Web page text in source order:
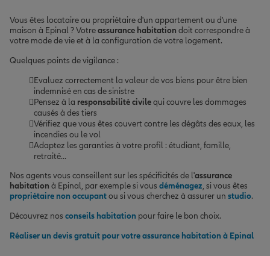
Vous êtes locataire ou propriétaire d'un appartement ou d'une
maison à Epinal ? Votreassurance habitation doit correspondre à
votre mode de vie et à la configuration de votre logement.
Quelques points de vigilance :
Evaluez correctement la valeur de vos biens pour être bien
indemnisé en cas de sinistre
Pensez à la responsabilité civilequi couvre les dommages
causés à des tiers
Vérifiez que vous êtes couvert contre les dégâts des eaux, les
incendies ou le vol
Adaptez les garanties à votre profil : étudiant, famille,
retraité...
Nos agents vous conseillent sur les spécificités de l'assurance
habitation à Epinal, par exemple si vous déménagez, si vous êtes
propriétaire non occupantou si vous cherchez à assurer un studio.
Découvrez nos conseils habitation pour faire le bon choix.
Réaliser un devis gratuit pour votre assurance habitation à Epinal